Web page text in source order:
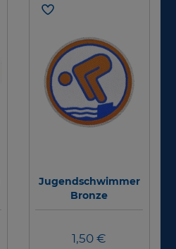
Jugendschwimmer
Bronze
1,50 €